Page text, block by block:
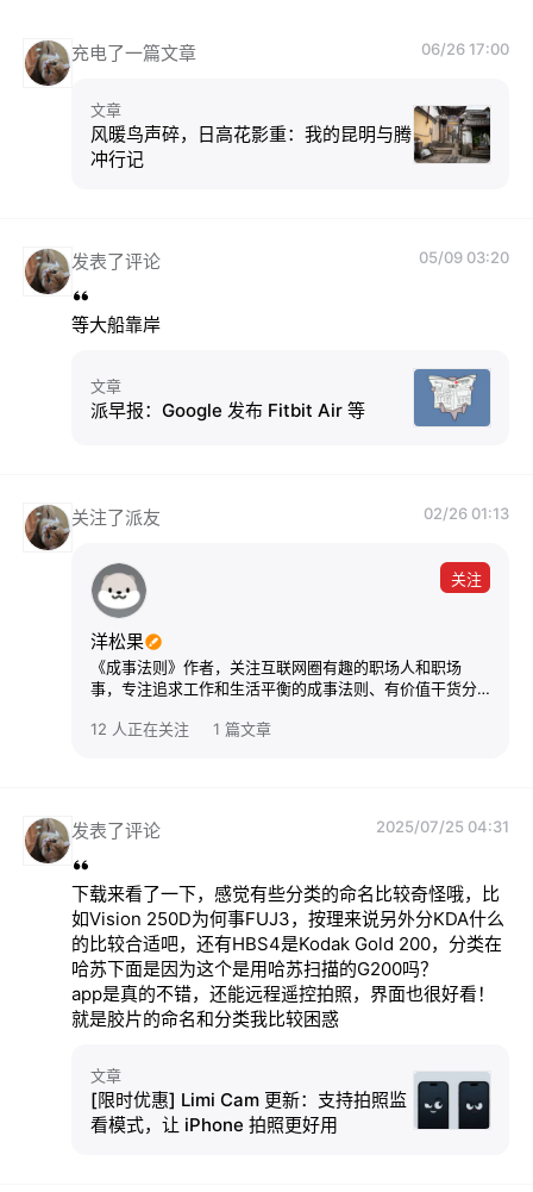
充电了一篇文章 06/26 17:00
文章
风暖鸟声碎，日高花影重：我的昆明与腾
冲行记
发表了评论 05/09 03:20
等大船靠岸
文章
派早报：Google 发布 Fitbit Air 等
关注了派友 02/26 01:13
关注
洋松果
《成事法则》作者，关注互联网圈有趣的职场人和职场
事，专注追求工作和生活平衡的成事法则、有价值干货分
12 人正在关注
1 篇文章
发表了评论 2025/07/25 04:31
下载来看了一下，感觉有些分类的命名比较奇怪哦，比
如Vision 250D为何事FUJ3，按理来说另外分KDA什么
的比较合适吧，还有HBS4是Kodak Gold 200，分类在
哈苏下面是因为这个是用哈苏扫描的G200吗？
app是真的不错，还能远程遥控拍照，界面也很好看！
就是胶片的命名和分类我比较困惑
文章
[限时优惠] Limi Cam 更新：支持拍照监
看模式，让 iPhone 拍照更好用